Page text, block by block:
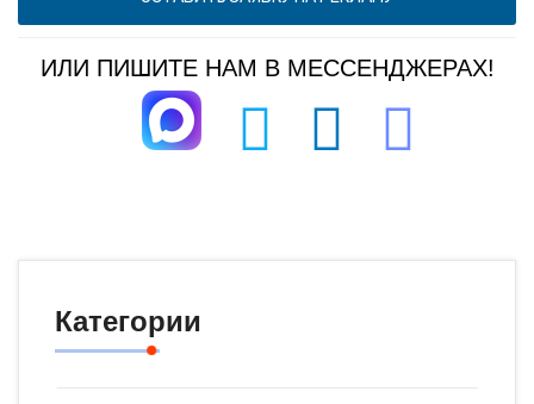
ИЛИ ПИШИТЕ НАМ В МЕССЕНДЖЕРАХ!
Категории